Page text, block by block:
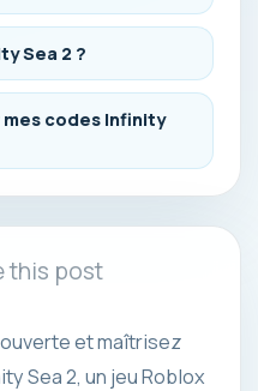
Sea 2 ?
codes Infinity
this post
et maîtrisez
Sea 2, un jeu Roblox